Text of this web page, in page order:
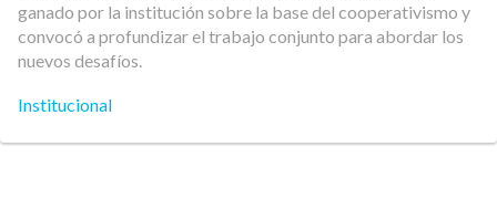
ganado por la institución sobre la base del cooperativismo y
convocó a profundizar el trabajo conjunto para abordar los
nuevos desafíos.
Institucional